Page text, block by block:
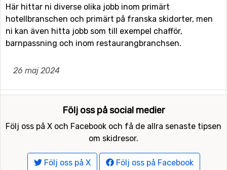
Här hittar ni diverse olika jobb inom primärt
hotellbranschen och primärt på franska skidorter, men
ni kan även hitta jobb som till exempel chafför,
barnpassning och inom restaurangbranchsen.
26 maj 2024
Följ oss på social medier
Följ oss på X och Facebook och få de allra senaste tipsen
om skidresor.
Följ oss på X Följ oss på Facebook